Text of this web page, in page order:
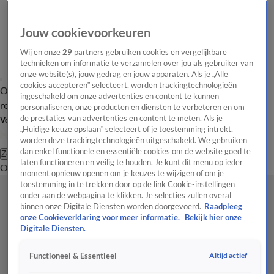
Overzicht Laatste nieuws Regionieuws Het beste van Hart
Tip de
redactie
Volg Hart van Nederland
Zoeken
OverzichtRegioUitzendingenWeerTip de redactiePanelVideo's
Jouw cookievoorkeuren
Wij en onze29 partners gebruiken cookies en vergelijkbare
technieken om informatie te verzamelen over jou als gebruiker van
onze website(s), jouw gedrag en jouw apparaten. Als je „Alle
cookies accepteren” selecteert, worden trackingtechnologieën
ingeschakeld om onze advertenties en content te kunnen
personaliseren, onze producten en diensten te verbeteren en om
de prestaties van advertenties en content te meten. Als je
„Huidige keuze opslaan” selecteert of je toestemming intrekt,
worden deze trackingtechnologieën uitgeschakeld. We gebruiken
dan enkel functionele en essentiële cookies om de website goed te
laten functioneren en veilig te houden. Je kunt dit menu op ieder
moment opnieuw openen om je keuzes te wijzigen of om je
toestemming in te trekken door op de link Cookie-instellingen
onder aan de webpagina te klikken. Je selecties zullen overal
binnen onze Digitale Diensten worden doorgevoerd. Raadpleeg
onze Cookieverklaring voor meer informatie.
Bekijk hier onze
Digitale Diensten.
Functioneel & Essentieel Altijd actief